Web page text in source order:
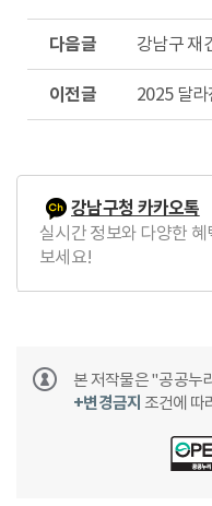
글
강남구 재
글
2025 달
강남구청 카카오톡
실시간 정보와 다양한
보세요!
본 저작물은 "공공누
+변경금지 조건에 따